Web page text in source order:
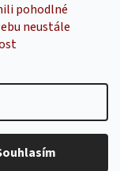
pohodlné
neustále